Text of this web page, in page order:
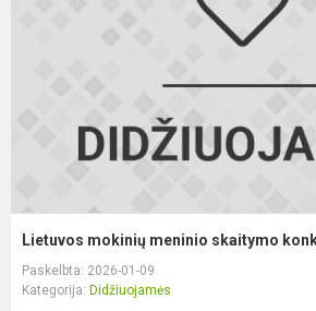
Lietuvos mokinių meninio skaitymo
Paskelbta: 2026-01-09
Kategorija: Didžiuojamės